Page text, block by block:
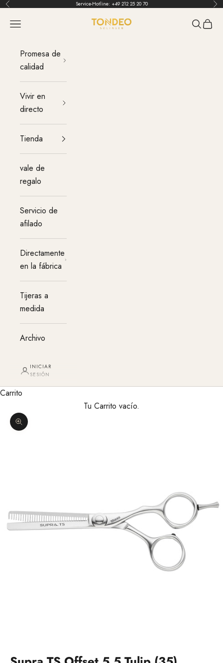
Ir al contenido
Atrás Service-Hotline: +49 212 25 20 70
TONDEO
Menú Buscar
Promesa de
calidad
Vivir en
directo
Tienda
vale de
regalo
Servicio de
afilado
Directamente
en la fábrica
Tijeras a
medida
Archivo
INICIAR
SESIÓN
Carrito
Tu Carrito vacío.
Agrandar imagen